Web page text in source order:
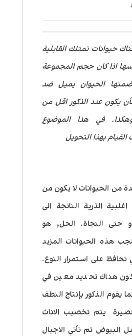
حيوانات تمتلك القابلية
اذا كان حجم المجموعة
الحيوان يميل ضد
يكون عدد الذكور اقل من
في هذا الموضوع
بهذا التحويل
من الحيوانات لا يكون من
الذرية الناتجة الى
حتى النجاة. الحل, هو
هذه الحيوانات المزيد
تحافظ على استمرار النوع.
هناك تحديد معين في
يقوم الذكور بإنتاج النطف
يتم تخصيب الاناث
البيوض ثم تأتي الاجيال